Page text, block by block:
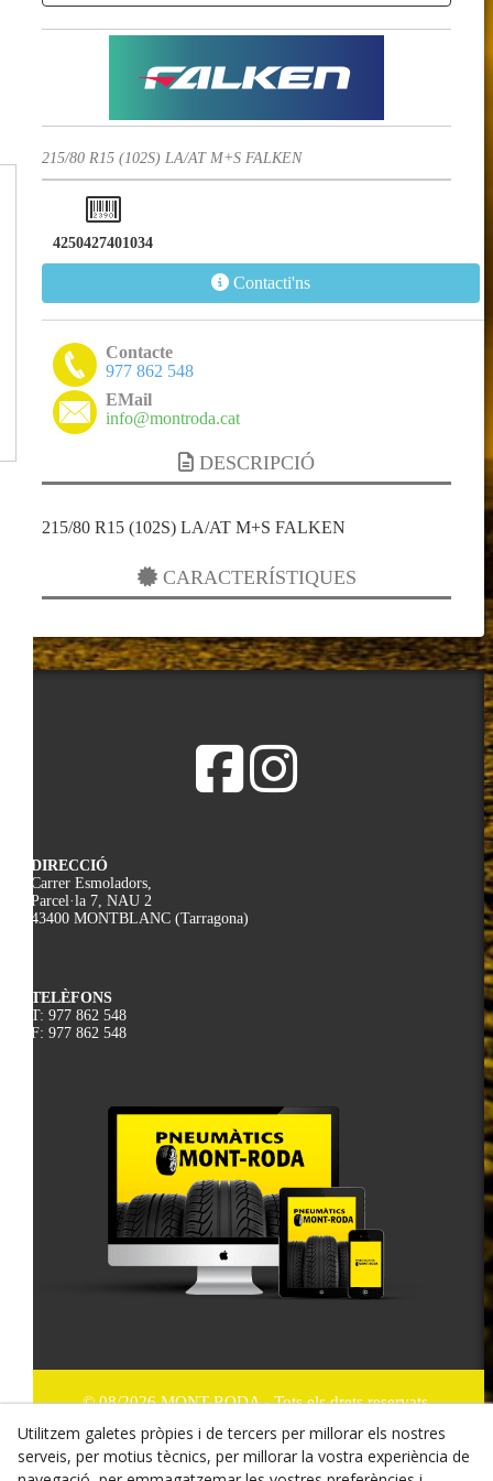
215/80 R15 (102S) LA/AT M+S FALKEN
4250427401034
Contacti'ns
Contacte
977 862 548
EMail
info@montroda.cat
DESCRIPCIÓ
215/80 R15 (102S) LA/AT M+S FALKEN
CARACTERÍSTIQUES
DIRECCIÓ
Carrer Esmoladors,
Parcel·la 7, NAU 2
43400 MONTBLANC (Tarragona)
TELÈFONS
T: 977 862 548
F: 977 862 548
© 08/2026 MONT-RODA - Tots els drets reservats.
Política de Privacitat
Utilitzem galetes pròpies i de tercers per millorar els nostres
serveis, per motius tècnics, per millorar la vostra experiència de